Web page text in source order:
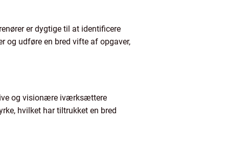
er dygtige til at identificere
og udføre en bred vifte af opgaver,
og visionære iværksættere
hvilket har tiltrukket en bred